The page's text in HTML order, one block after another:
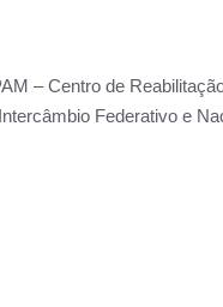
– Centro de
Federativo e